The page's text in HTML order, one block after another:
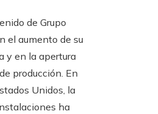
de Grupo
el aumento de su
y en la apertura
producción. En
Unidos, la
ha